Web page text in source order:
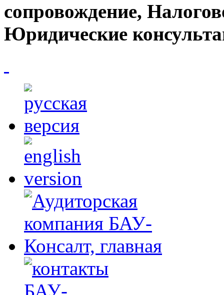
сопровождение,
Юридические